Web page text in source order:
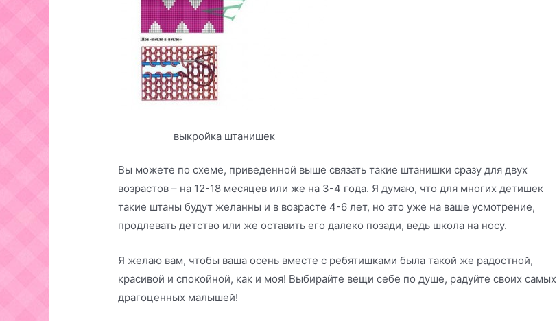
выкройка штанишек
Вы можете по схеме, приведенной выше связать такие штанишки сразу для двух
возрастов – на 12-18 месяцев или же на 3-4 года. Я думаю, что для многих детишек
такие штаны будут желанны и в возрасте 4-6 лет, но это уже на ваше усмотрение,
продлевать детство или же оставить его далеко позади, ведь школа на носу.
Я желаю вам, чтобы ваша осень вместе с ребятишками была такой же радостной,
красивой и спокойной, как и моя! Выбирайте вещи себе по душе, радуйте своих самых
драгоценных малышей!